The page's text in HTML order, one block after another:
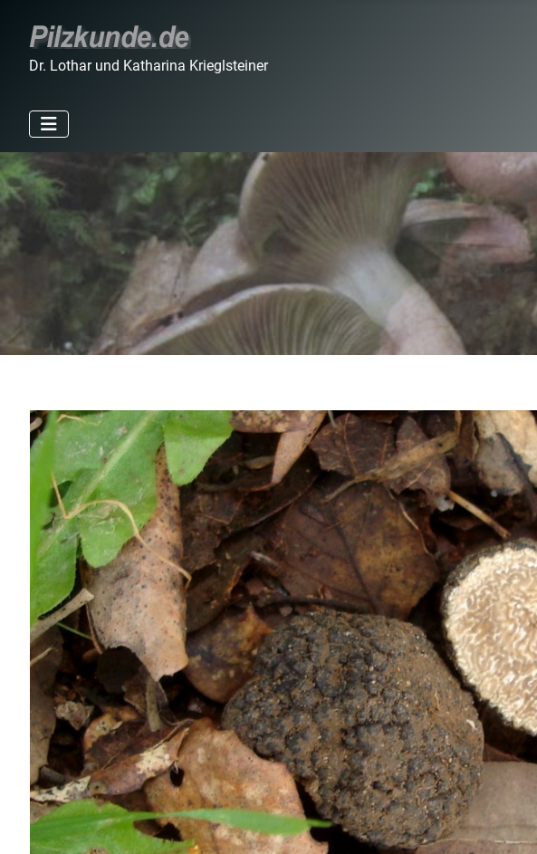
Dr. Lothar und Katharina Krieglsteiner